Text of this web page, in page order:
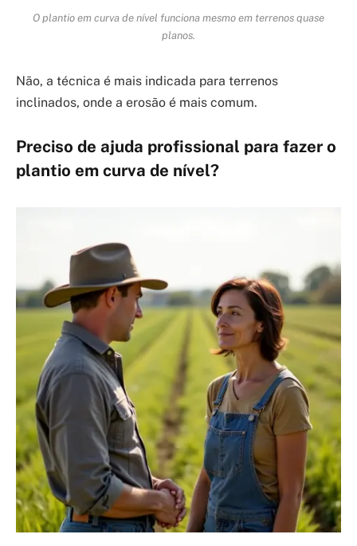
O plantio em curva de nível funciona mesmo em terrenos quase
planos.
Não, a técnica é mais indicada para terrenos
inclinados, onde a erosão é mais comum.
Preciso de ajuda profissional para fazer o
plantio em curva de nível?